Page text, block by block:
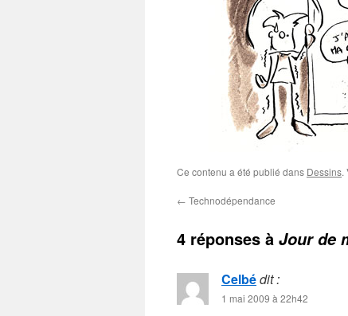
Ce contenu a été publié dans Dessins.
← Technodépendance
4 réponses à Jour de
Celbédit :
1 mai 2009 à 22h42